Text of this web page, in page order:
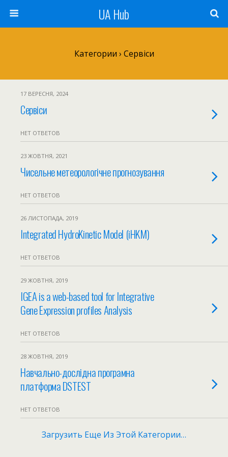
UA Hub
Категории › Сервіси
17 ВЕРЕСНЯ, 2024
Сервіси
НЕТ ОТВЕТОВ
23 ЖОВТНЯ, 2021
Чисельне метеорологічне прогнозування
НЕТ ОТВЕТОВ
26 ЛИСТОПАДА, 2019
Integrated HydroKinetic Model (iHKM)
НЕТ ОТВЕТОВ
29 ЖОВТНЯ, 2019
IGEA is a web-based tool for Integrative
Gene Expression profiles Analysis
НЕТ ОТВЕТОВ
28 ЖОВТНЯ, 2019
Навчально-дослідна програмна
платформа DSTEST
НЕТ ОТВЕТОВ
Загрузить Еще Из Этой Категории…